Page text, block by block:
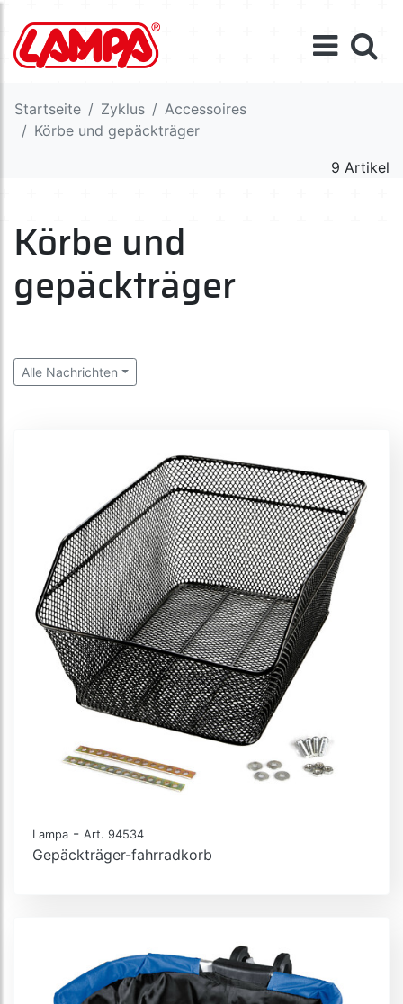
Startseite Zyklus
Accessoires
Körbe und gepäckträger
9 Artikel
Körbe und
gepäckträger
Alle Nachrichten
Lampa - Art. 94534
Gepäckträger-fahrradkorb